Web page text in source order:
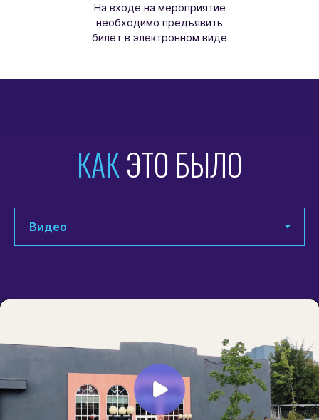
На входе на мероприятие
необходимо предъявить
билет в электронном виде
КАКЭТО БЫЛО